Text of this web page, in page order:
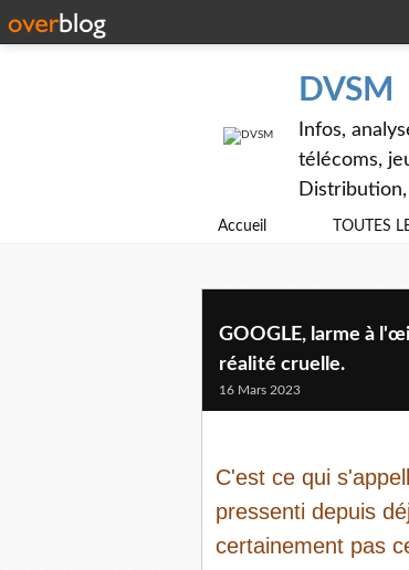
DVSM
Infos,
télécoms,
Accueil TOUTES
GOOGLE, larme à
réalité cruelle.
16 Mars 2023
C'est ce qui
pressenti depuis
certainement pas